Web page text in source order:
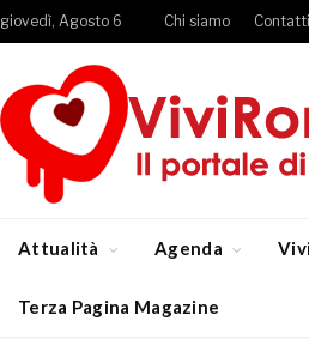
giovedì, Agosto 6 Chi siamo Contatti
Attualità Agenda
Terza Pagina Magazine